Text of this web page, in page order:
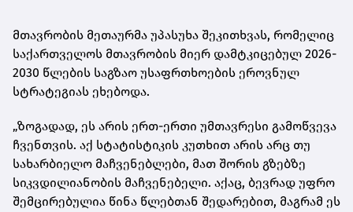
მთავრობის მეთაურმა უპასუხა შეკითხვას, რომელიც
საქართველოს მთავრობის მიერ დამტკიცებულ 2026-
2030 წლების საგზაო უსაფრთხოების ეროვნულ
სტრატეგიას ეხებოდა.
„ზოგადად, ეს არის ერთ-ერთი უმთავრესი გამოწვევა
ჩვენთვის. აქ სტატისტიკის კუთხით არის არც თუ
სახარბიელო მაჩვენებლები, მათ შორის გზებზე
სიკვდილიანობის მაჩვენებელი. აქაც, ბევრად უფრო
შემცირებულია წინა წლებთან შედარებით, მაგრამ ეს